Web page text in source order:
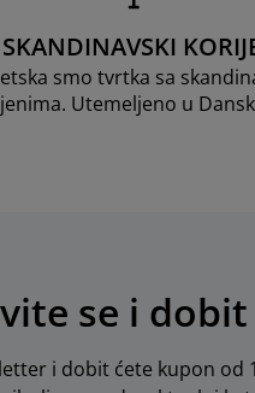
SKANDINAVSKI
smo tvrtka sa
Utemeljeno u
se i
i dobit ćete kupon